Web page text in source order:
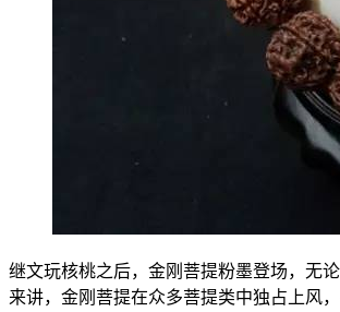
继文玩核桃之后，金刚菩提粉墨登场，无
来讲，金刚菩提在众多菩提类中独占上风